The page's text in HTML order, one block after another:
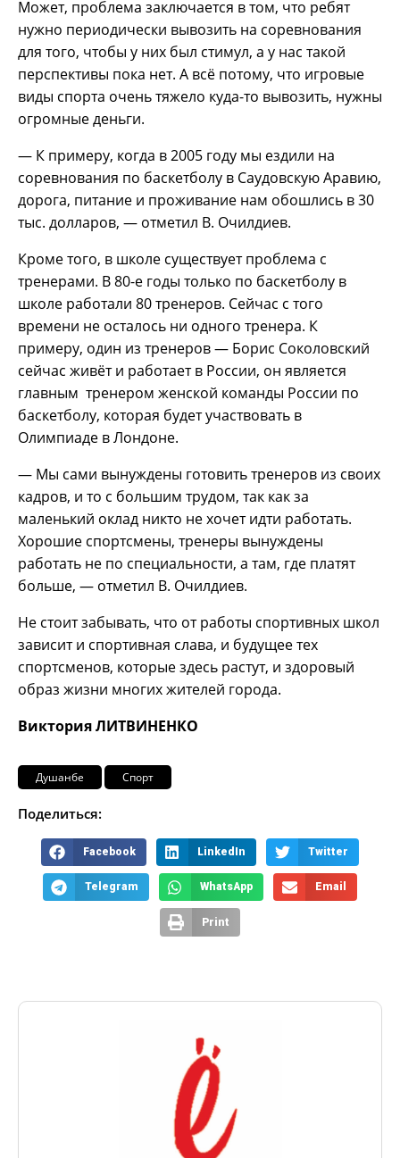
Может, проблема заключается в том, что ребят
нужно периодически вывозить на соревнования
для того, чтобы у них был стимул, а у нас такой
перспективы пока нет. А всё потому, что игровые
виды спорта очень тяжело куда-то вывозить, нужны
огромные деньги.
— К примеру, когда в 2005 году мы ездили на
соревнования по баскетболу в Саудовскую Аравию,
дорога, питание и проживание нам обошлись в 30
тыс. долларов, — отметил В. Очилдиев.
Кроме того, в школе существует проблема с
тренерами. В 80-е годы только по баскетболу в
школе работали 80 тренеров. Сейчас с того
времени не осталось ни одного тренера. К
примеру, один из тренеров — Борис Соколовский
сейчас живёт и работает в России, он является
главным тренером женской команды России по
баскетболу, которая будет участвовать в
Олимпиаде в Лондоне.
— Мы сами вынуждены готовить тренеров из своих
кадров, и то с большим трудом, так как за
маленький оклад никто не хочет идти работать.
Хорошие спортсмены, тренеры вынуждены
работать не по специальности, а там, где платят
больше, — отметил В. Очилдиев.
Не стоит забывать, что от работы спортивных школ
зависит и спортивная слава, и будущее тех
спортсменов, которые здесь растут, и здоровый
образ жизни многих жителей города.
Виктория ЛИТВИНЕНКО
Душанбе Спорт
Поделиться:
Facebook LinkedIn Twitter
Telegram WhatsApp Email
Print